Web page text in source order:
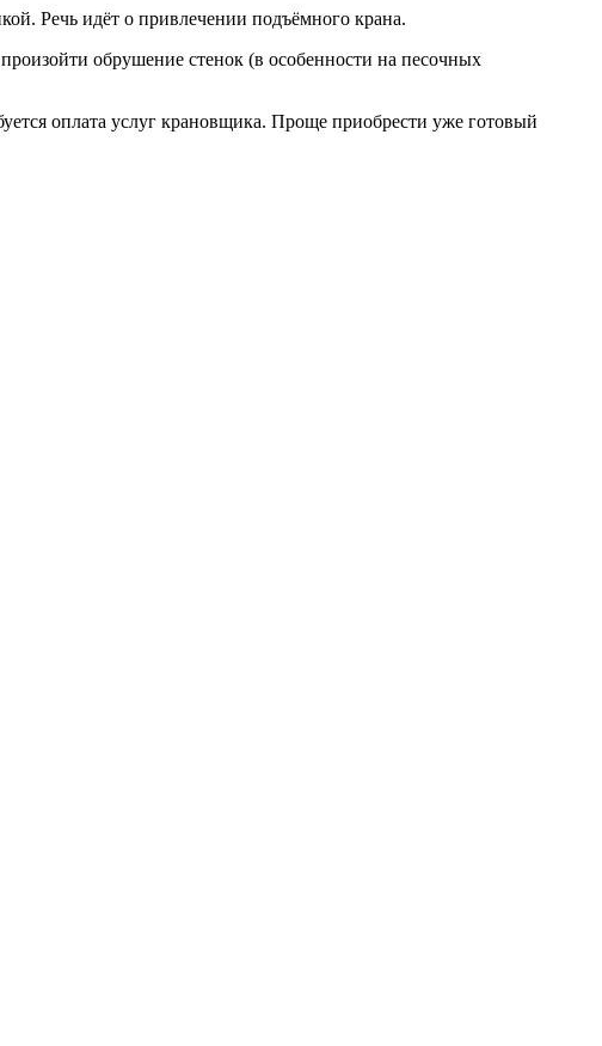
Речь идёт о привлечении подъёмного крана.
обрушение стенок (в особенности на песочных
оплата услуг крановщика. Проще приобрести уже готовый